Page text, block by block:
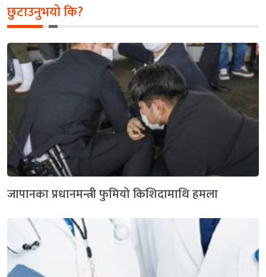
छुटाउनुभयो कि?
जापानका प्रधानमन्त्री फुमियो किशिदामाथि हमला